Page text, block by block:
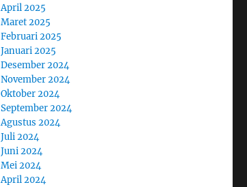
April 2025
Maret 2025
Februari 2025
Januari 2025
Desember 2024
November 2024
Oktober 2024
September 2024
Agustus 2024
Juli 2024
Juni 2024
Mei 2024
April 2024